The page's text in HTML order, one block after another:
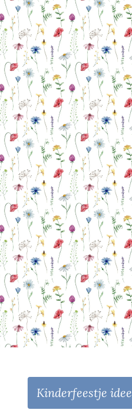
Kinderfeestje idee